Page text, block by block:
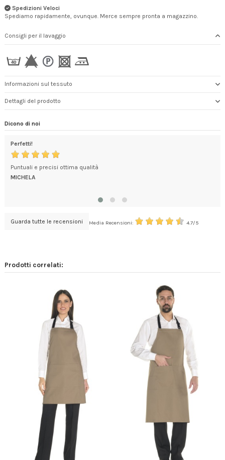
Spedizioni Veloci
Spediamo rapidamente, ovunque. Merce sempre pronta a magazzino.
Consigli per il lavaggio
Informazioni sul tessuto
Dettagli del prodotto
Dicono di noi
Perfetti!
Puntuali e precisi ottima qualità
MICHELA
Guarda tutte le recensioni Media Recensioni: 4.7/5
Prodotti correlati: